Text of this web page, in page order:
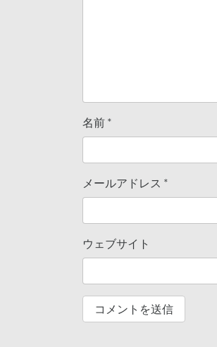
名前 *
メールアドレス *
ウェブサイト